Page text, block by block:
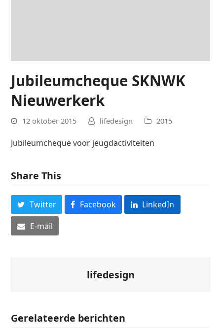
Jubileumcheque SKNWK
Nieuwerkerk
12 oktober 2015 lifedesign 2015
Jubileumcheque voor jeugdactiviteiten
Share This
Twitter Facebook
LinkedIn
E-mail
lifedesign
Gerelateerde berichten